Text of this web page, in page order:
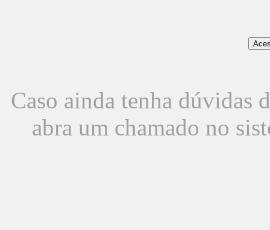
Caso ainda tenha dúvidas
abra um chamado no